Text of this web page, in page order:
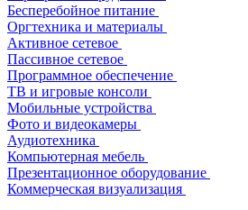
Бесперебойное питание
Оргтехника и материалы
Активное сетевое
Пассивное сетевое
Программное обеспечение
ТВ и игровые консоли
Мобильные устройства
Фото и видеокамеры
Аудиотехника
Компьютерная мебель
Презентационное оборудование
Коммерческая визуализация